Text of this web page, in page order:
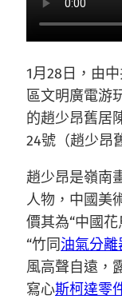
1月28日，由
區文明廣電游
的趙少昂舊居
24號（趙少昂
趙少昂是嶺南
人物，中國美
價其為“中國
“竹同油氣分
風高聲自遠，
寫心斯柯達零